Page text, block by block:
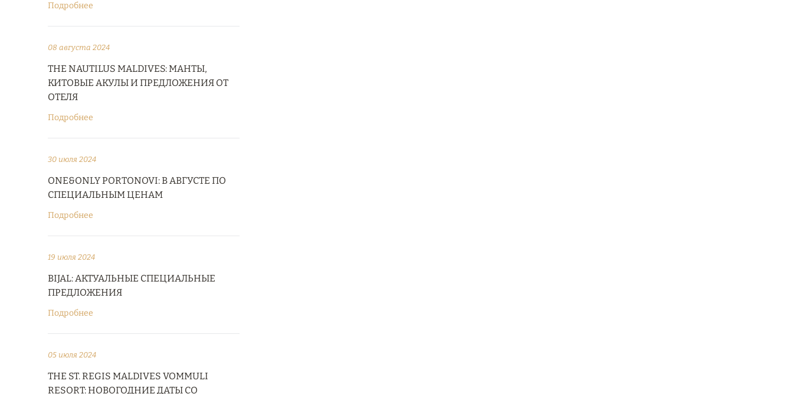
Подробнее
08 августа 2024
THE NAUTILUS MALDIVES: МАНТЫ,
КИТОВЫЕ АКУЛЫ И ПРЕДЛОЖЕНИЯ ОТ
ОТЕЛЯ
Подробнее
30 июля 2024
ONE&ONLY PORTONOVI: В АВГУСТЕ ПО
СПЕЦИАЛЬНЫМ ЦЕНАМ
Подробнее
19 июля 2024
BIJAL: АКТУАЛЬНЫЕ СПЕЦИАЛЬНЫЕ
ПРЕДЛОЖЕНИЯ
Подробнее
05 июля 2024
THE ST. REGIS MALDIVES VOMMULI
RESORT: НОВОГОДНИЕ ДАТЫ СО